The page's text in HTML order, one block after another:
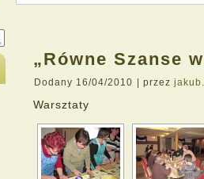
„Równe Szanse
Dodany 16/04/2010 przez
Warsztaty